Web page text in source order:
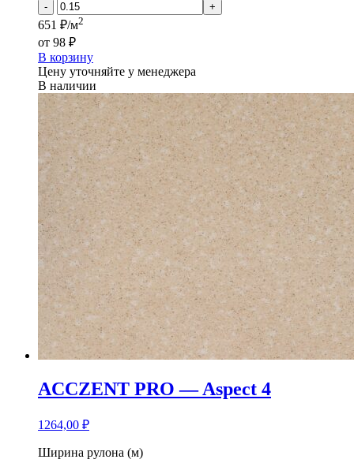
- +
651 ₽/м2
от 98 ₽
В корзину
Цену уточняйте у менеджера
В наличии
ACCZENT PRO — Aspect 4
1264,00 ₽
Количество
Ширина рулона (м)